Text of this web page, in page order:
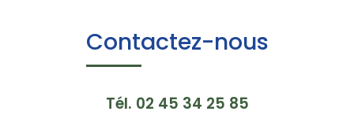
Contactez-nous
Tél. 02 45 34 25 85